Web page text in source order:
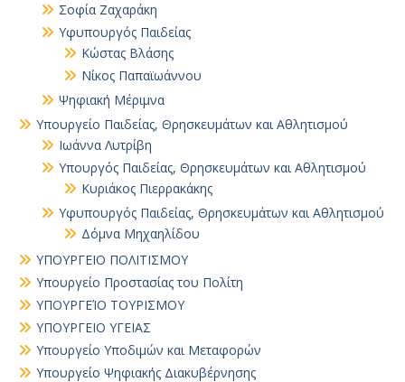
Σοφία Ζαχαράκη
Υφυπουργός Παιδείας
Κώστας Βλάσης
Νίκος Παπαϊωάννου
Ψηφιακή Μέριμνα
Υπουργείο Παιδείας, Θρησκευμάτων και Αθλητισμού
Ιωάννα Λυτρίβη
Υπουργός Παιδείας, Θρησκευμάτων και Αθλητισμού
Κυριάκος Πιερρακάκης
Υφυπουργός Παιδείας, Θρησκευμάτων και Αθλητισμού
Δόμνα Μηχαηλίδου
ΥΠΟΥΡΓΕΙΟ ΠΟΛΙΤΙΣΜΟΥ
Υπουργείο Προστασίας του Πολίτη
ΥΠΟΥΡΓΕΊΟ ΤΟΥΡΙΣΜΟΥ
ΥΠΟΥΡΓΕΙΟ ΥΓΕΙΑΣ
Υπουργείο Υποδιμών και Μεταφορών
Υπουργείο Ψηφιακής Διακυβέρνησης